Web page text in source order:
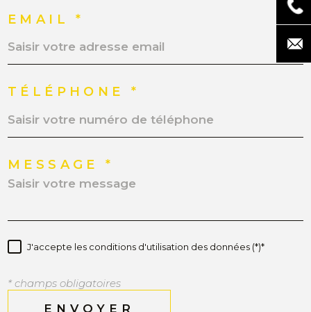
EMAIL *
TÉLÉPHONE *
MESSAGE *
J'accepte les conditions d'utilisation des données (*)*
* champs obligatoires
ENVOYER